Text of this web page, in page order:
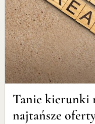
Tanie kierunki
najtańsze